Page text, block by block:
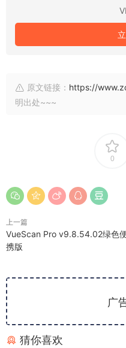
原文链接： https://
明出处~~~
0
上一篇
VueScan Pro v9.8.54.02绿色
携版
广
猜你喜欢